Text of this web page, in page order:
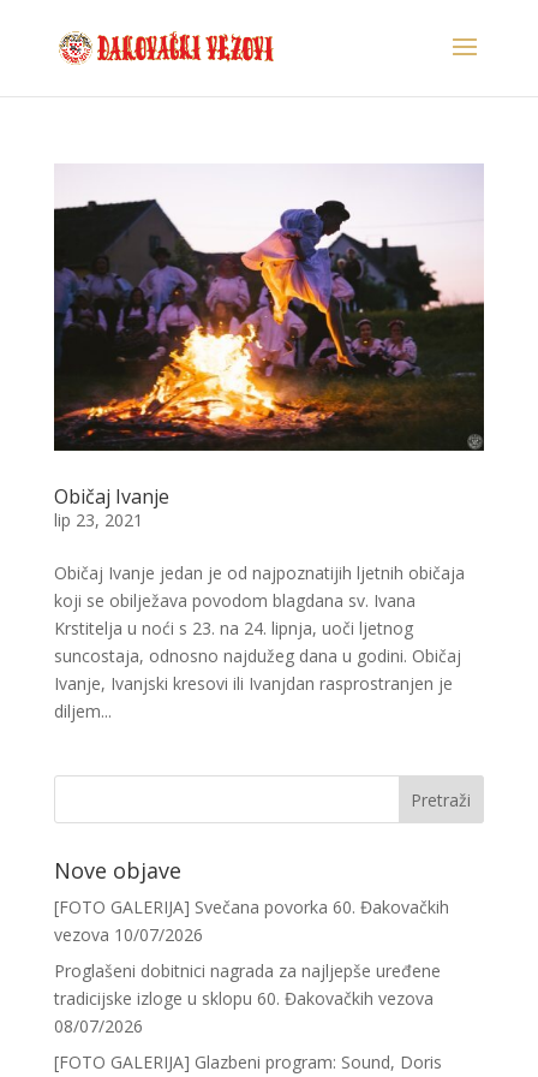
Običaj Ivanje
lip 23, 2021
Običaj Ivanje jedan je od najpoznatijih ljetnih običaja
koji se obilježava povodom blagdana sv. Ivana
Krstitelja u noći s 23. na 24. lipnja, uoči ljetnog
suncostaja, odnosno najdužeg dana u godini. Običaj
Ivanje, Ivanjski kresovi ili Ivanjdan rasprostranjen je
diljem...
Nove objave
[FOTO GALERIJA] Svečana povorka 60. Đakovačkih
vezova 10/07/2026
Proglašeni dobitnici nagrada za najljepše uređene
tradicijske izloge u sklopu 60. Đakovačkih vezova
08/07/2026
[FOTO GALERIJA] Glazbeni program: Sound, Doris